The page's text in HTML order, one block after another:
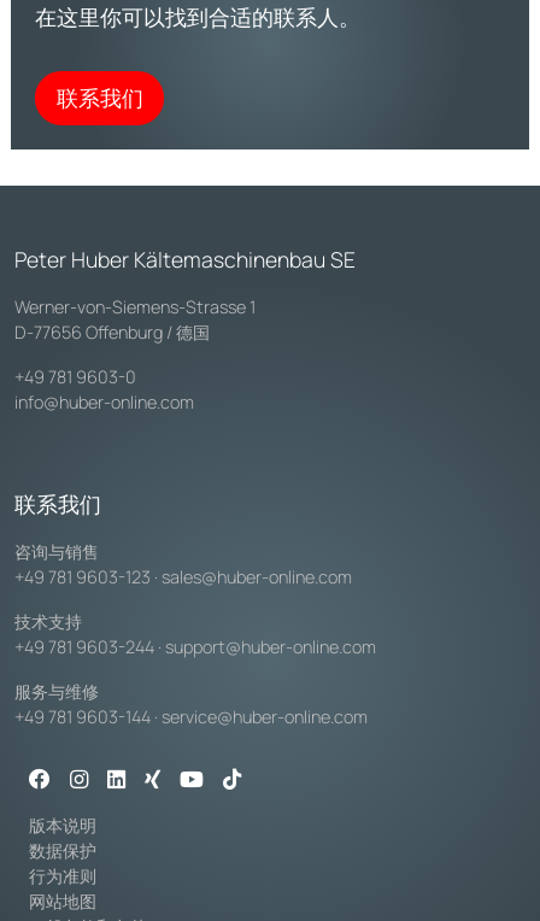
在这里你可以找到合适的联系人。
联系我们
Peter Huber Kältemaschinenbau SE
Werner-von-Siemens-Strasse 1
D-77656 Offenburg / 德国
+49 781 9603-0
info@huber-online.com
联系我们
咨询与销售
+49 781 9603-123 · sales@huber-online.com
技术支持
+49 781 9603-244 · support@huber-online.com
服务与维修
+49 781 9603-144 · service@huber-online.com
版本说明
数据保护
行为准则
网站地图